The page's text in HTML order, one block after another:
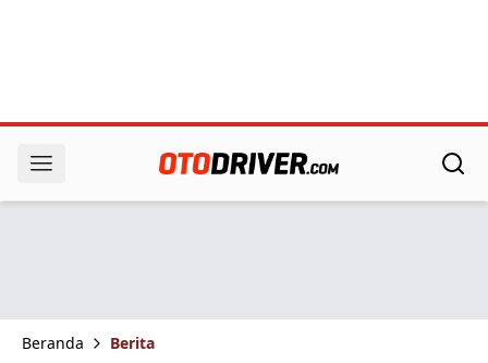
Beranda Berita